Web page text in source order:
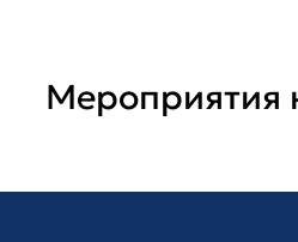
Мероприятия